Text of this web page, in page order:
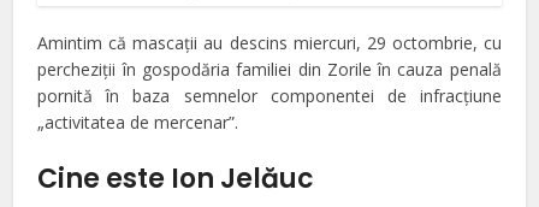
Amintim că mascaţii au descins miercuri, 29 octombrie, cu
percheziţii în gospodăria familiei din Zorile în cauza penală
pornită în baza semnelor componentei de infracțiune
„activitatea de mercenar”.
Cine este Ion Jelăuc